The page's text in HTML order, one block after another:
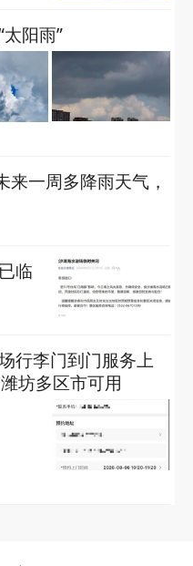
阳雨”
来一周多降雨天气，
临
行李门到门服务上
坊多区市可用